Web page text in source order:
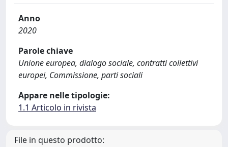
Anno
2020
Parole chiave
Unione europea, dialogo sociale, contratti collettivi
europei, Commissione, parti sociali
Appare nelle tipologie:
1.1 Articolo in rivista
File in questo prodotto: